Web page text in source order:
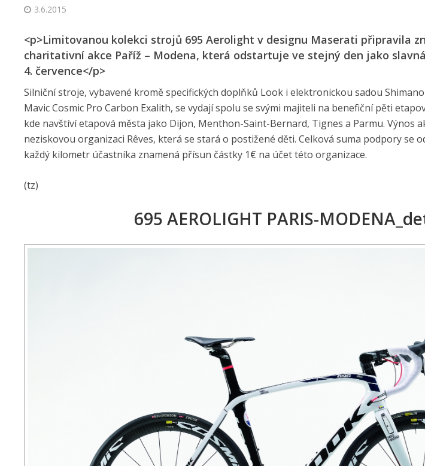
3.6.2015
<p>Limitovanou kolekci strojů 695 Aerolight v designu Maserati připravila
charitativní akce Paříž – Modena, která odstartuje ve stejný den jako
4. července</p>
Silniční stroje, vybavené kromě specifických doplňků Look i elektronickou sadou
Mavic Cosmic Pro Carbon Exalith, se vydají spolu se svými majiteli na benefiční pěti
kde navštíví etapová města jako Dijon, Menthon-Saint-Bernard, Tignes a Parmu. Výnos
neziskovou organizaci Rêves, která se stará o postižené děti. Celková suma podpory se
každý kilometr účastníka znamená přísun částky 1€ na účet této organizace.
(tz)
695 AEROLIGHT PARIS-